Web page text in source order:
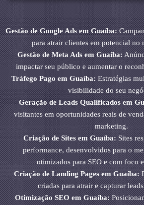
Gestão de Google Ads em Guaíba:
para atrair clientes em potencial no
Gestão de Meta Ads em Guaíba:
impactar seu público e aumentar o
Tráfego Pago em Guaíba:Estratégias
visibilidade do seu
Geração de Leads Qualificados em
visitantes em oportunidades reais de
marketing.
Criação de Sites em Guaíba:Sites
performance, desenvolvidos para o
otimizados para SEO e com foco
Criação de Landing Pages em Guaíba:
criadas para atrair e capturar
Otimização SEO em Guaíba: